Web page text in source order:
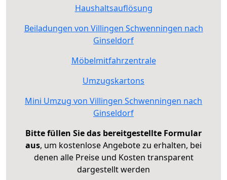
Haushaltsauflösung
Beiladungen von Villingen Schwenningen nach
Ginseldorf
Möbelmitfahrzentrale
Umzugskartons
Mini Umzug von Villingen Schwenningen nach
Ginseldorf
Bitte füllen Sie das bereitgestellte Formular
aus, um kostenlose Angebote zu erhalten, bei
denen alle Preise und Kosten transparent
dargestellt werden